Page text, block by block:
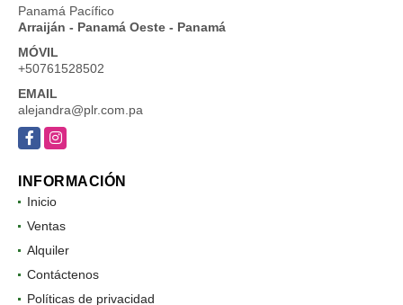
UBICACIÓN
Panamá Pacífico
Arraiján - Panamá Oeste - Panamá
MÓVIL
+50761528502
EMAIL
alejandra@plr.com.pa
INFORMACIÓN
Inicio
Ventas
Alquiler
Contáctenos